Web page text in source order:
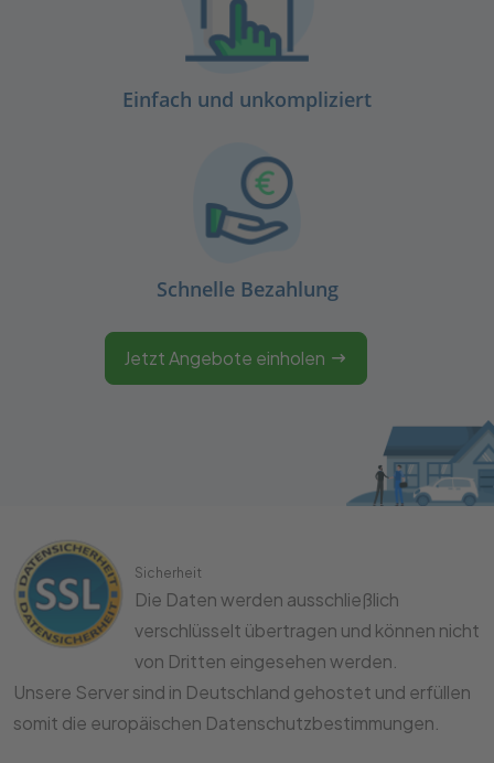
Einfach und unkompliziert
Schnelle Bezahlung
Jetzt Angebote einholen
Sicherheit
Die Daten werden ausschließlich
verschlüsselt übertragen und können nicht
von Dritten eingesehen werden.
Unsere Server sind in Deutschland gehostet und erfüllen
somit die europäischen Datenschutzbestimmungen.